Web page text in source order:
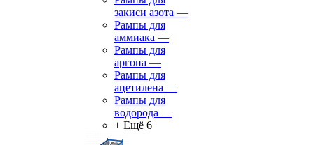
закиси азота —
Рампы для
аммиака —
Рампы для
аргона —
Рампы для
ацетилена —
Рампы для
водорода —
+ Ещё 6